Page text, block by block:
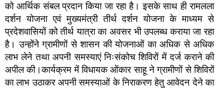
को आर्थिक संबल प्रदान किया जा रहा है। इसके साथ ही रामलला
दर्शन योजना एवं मुख्यमंत्री तीर्थ दर्शन योजना के माध्यम से
प्रदेशवासियों को तीर्थ यात्रा का अवसर भी उपलब्ध कराया जा रहा
है। उन्होंने ग्रामीणों से शासन की योजनाओं का अधिक से अधिक
लाभ लेने तथा अपनी समस्याएं निःसंकोच शिविरों में दर्ज कराने की
अपील की।कार्यक्रम में विधायक ओंकार साहू ने ग्रामीणों से शिविरों
का लाभ उठाकर अपनी समस्याओं के निराकरण हेतु आवेदन देने का